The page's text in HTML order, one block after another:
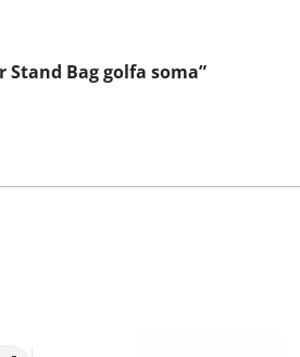
Bag golfa soma”